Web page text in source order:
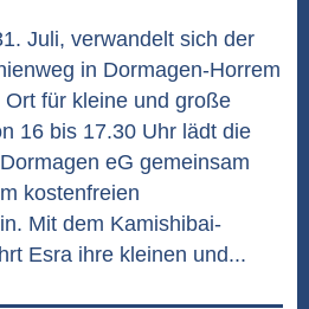
Juli, verwandelt sich der
in Dormagen-Horrem
für kleine und große
16 bis 17.30 Uhr lädt die
eG gemeinsam
kostenfreien
Mit dem Kamishibai-
Esra ihre kleinen und...